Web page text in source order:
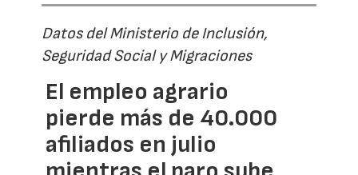
Datos del Ministerio de Inclusión,
Seguridad Social y Migraciones
El empleo agrario
pierde más de 40.000
afiliados en julio